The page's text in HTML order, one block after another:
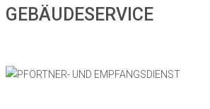
GEBÄUDESERVICE